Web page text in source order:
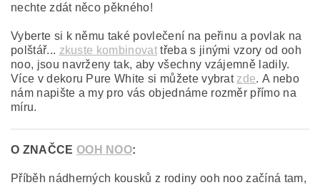
nechte zdát něco pěkného!
Vyberte si k němu také povlečení na peřinu a povlak na
polštář... zkuste kombinovattřeba s jinými vzory od ooh
noo, jsou navrženy tak, aby všechny vzájemně ladily.
Více v dekoru Pure White si můžete vybrat zde. A nebo
nám napište a my pro vás objednáme rozměr přímo na
míru.
O ZNAČCE OOH NOO:
Příběh nádherných kousků z rodiny ooh noo začíná tam,